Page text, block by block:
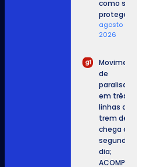
como se
proteger.
agosto 6,
2026
Movimento
de
paralisação
em três
linhas de
trem de SP
chega ao
segundo
dia;
ACOMPANHE.